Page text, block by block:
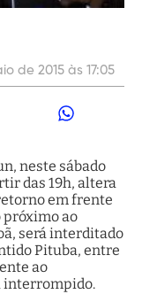
de 2015 às 17:05
neste sábado
das 19h, altera
em frente
próximo ao
será interditado
Pituba, entre
ao
interrompido.